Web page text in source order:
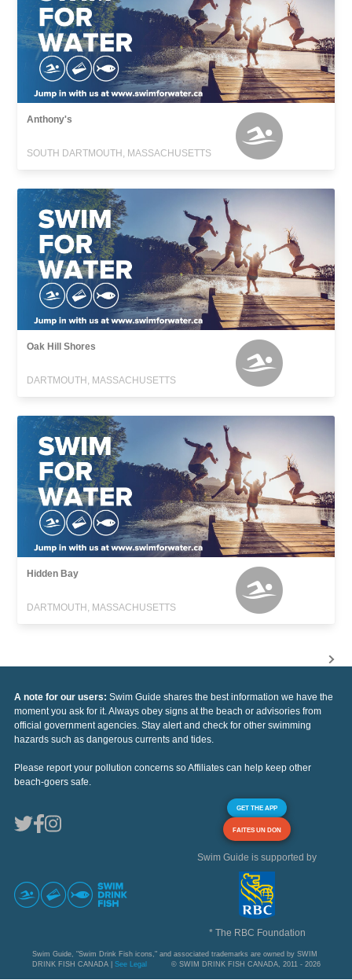
Anthony's
SOUTH DARTMOUTH, MASSACHUSETTS
Oak Hill Shores
DARTMOUTH, MASSACHUSETTS
Hidden Bay
DARTMOUTH, MASSACHUSETTS
A note for our users: Swim Guide shares the best information we have the
moment you ask for it. Always obey signs at the beach or advisories from
official government agencies. Stay alert and check for other swimming
hazards such as dangerous currents and tides.
Please report your pollution concerns so Affiliates can help keep other
beach-goers safe.
GET THE APP
FAITES UN DON
Swim Guide is supported by
* The RBC Foundation
Swim Guide, "Swim Drink Fish icons," and associated trademarks are owned by SWIM
DRINK FISH CANADA | See Legal © SWIM DRINK FISH CANADA, 2011 - 2026